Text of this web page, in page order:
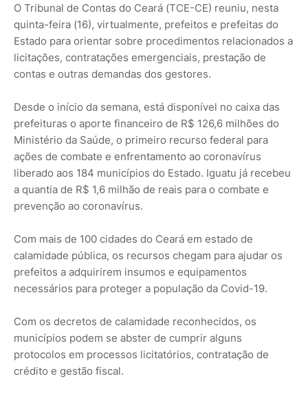
O Tribunal de Contas do Ceará (TCE-CE) reuniu, nesta
quinta-feira (16), virtualmente, prefeitos e prefeitas do
Estado para orientar sobre procedimentos relacionados a
licitações, contratações emergenciais, prestação de
contas e outras demandas dos gestores.
Desde o início da semana, está disponível no caixa das
prefeituras o aporte financeiro de R$ 126,6 milhões do
Ministério da Saúde, o primeiro recurso federal para
ações de combate e enfrentamento ao coronavírus
liberado aos 184 municípios do Estado. Iguatu já recebeu
a quantia de R$ 1,6 milhão de reais para o combate e
prevenção ao coronavírus.
Com mais de 100 cidades do Ceará em estado de
calamidade pública, os recursos chegam para ajudar os
prefeitos a adquirirem insumos e equipamentos
necessários para proteger a população da Covid-19.
Com os decretos de calamidade reconhecidos, os
municípios podem se abster de cumprir alguns
protocolos em processos licitatórios, contratação de
crédito e gestão fiscal.